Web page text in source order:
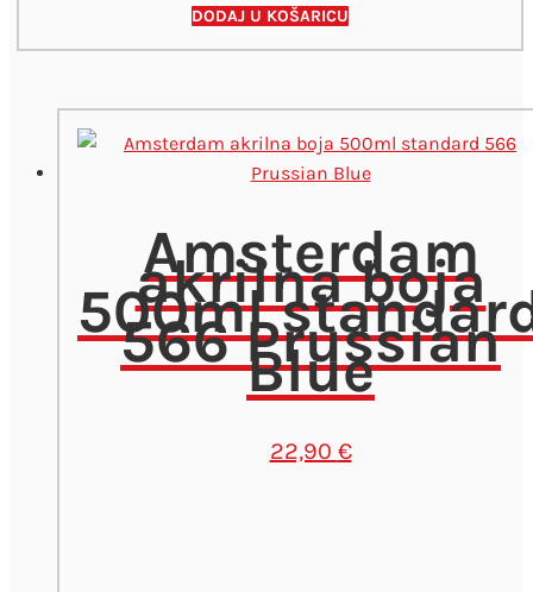
DODAJ U KOŠARICU
Amsterdam
akrilna boja
500ml
566 Prussian
Blue
22,90 €